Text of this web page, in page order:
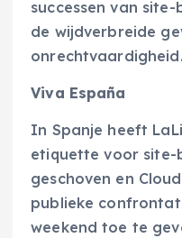
successen van
de wijdverbreide
onrechtvaardigheid.
Viva España
In Spanje heeft
etiquette voor site-
geschoven en
publieke
weekend toe te